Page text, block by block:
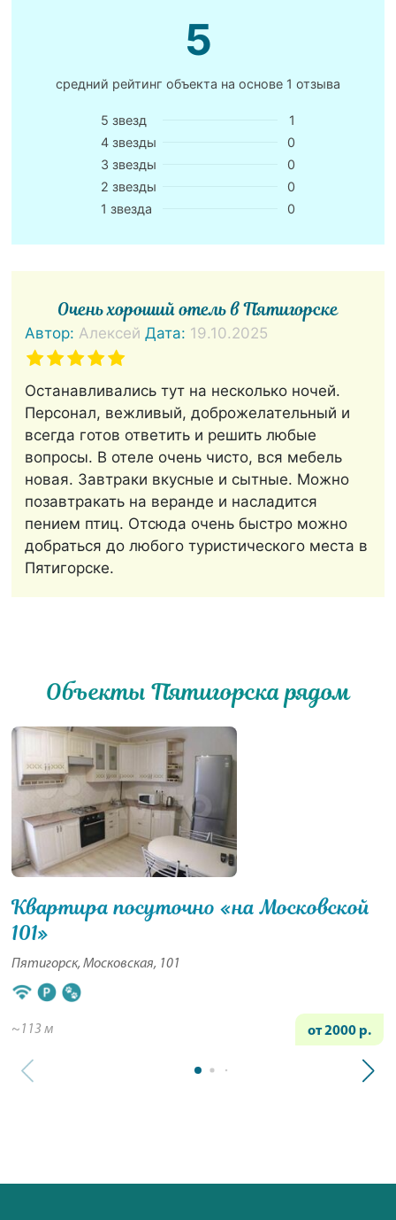
5
средний рейтинг объекта на основе 1 отзыва
5 звезд
1
4 звезды
0
3 звезды
0
2 звезды
0
1 звезда
0
Очень хороший отель в Пятигорске
Автор: Алексей Дата: 19.10.2025
Останавливались тут на несколько ночей.
Персонал, вежливый, доброжелательный и
всегда готов ответить и решить любые
вопросы. В отеле очень чисто, вся мебель
новая. Завтраки вкусные и сытные. Можно
позавтракать на веранде и насладится
пением птиц. Отсюда очень быстро можно
добраться до любого туристического места в
Пятигорске.
Объекты Пятигорска рядом
Квартира посуточно «на Московской
101»
Пятигорск, Московская, 101
~113 м от 2000 р.